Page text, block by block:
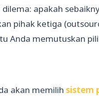
apakah
pihak ketiga
Anda memutuskan
akan memilih sistem